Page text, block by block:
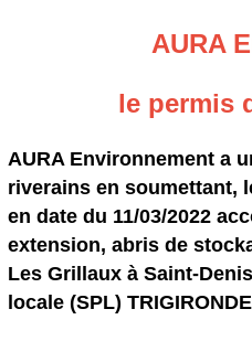
AURA
le permis
AURA Environnement a
riverains en soumettant,
en date du 11/03/2022
extension, abris de
Les Grillaux à Saint-
locale (SPL)